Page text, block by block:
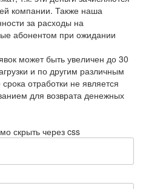
компании. Также наша
за расходы на
абонентом при ожидании
может быть увеличен до 30
и по другим различным
отработки не является
для возврата денежных
скрыть через css